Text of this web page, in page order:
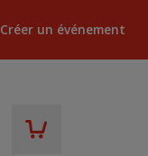
Créer un événement